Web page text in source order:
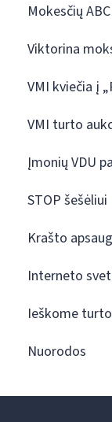
Mokesčių ABC
Viktorina
VMI kviečia į
VMI turto
Įmonių VDU
STOP šešėliui
Krašto
Interneto
Ieškome
Nuorodos